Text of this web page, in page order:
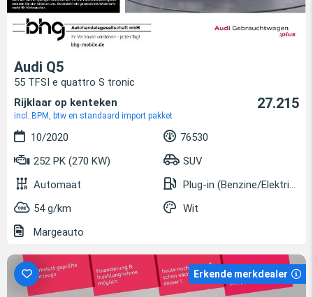
Audi Q5
55 TFSI e quattro S tronic
Rijklaar op kenteken
incl. BPM, btw en standaard import pakket
27.215
10/2020
76530
252 PK (270 KW)
SUV
Automaat
Plug-in (Benzine/Elektrisch)
54 g/km
Wit
Margeauto
Erkende merkdealer